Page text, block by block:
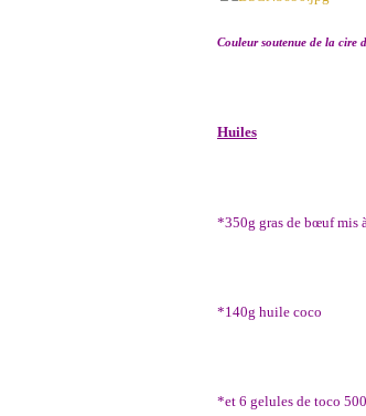
Couleur soutenue de la cire
Huiles
*350g gras de bœuf mis
*140g huile coco
*et 6 gelules de toco